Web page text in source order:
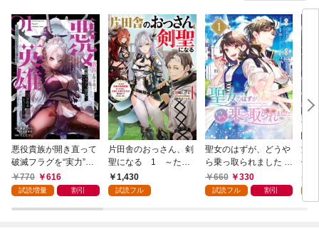
悪役貴族が開き直って
破滅フラグを“実力”で
叩き折っていたら、い
つの間にかヒロイン達
になった件（コミッ
770 616
試読増量 割引
片田舎のおっさん、剣
聖になる 1 ～ただ
の田舎の剣術師範だっ
たのに、大成した弟子
1,430
試読フル
聖女のはずが、どうや
ら乗っ取られました 1
巻660 330
試読フル 割引
漆
仲
の
ま